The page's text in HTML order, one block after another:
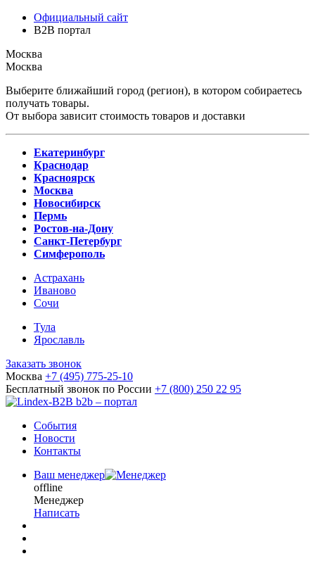
Официальный сайт
B2B портал
Москва
Москва
Выберите ближайший город (регион), в котором собираетесь
получать товары.
От выбора зависит стоимость товаров и доставки
Екатеринбург
Краснодар
Красноярск
Москва
Новосибирск
Пермь
Ростов-на-Дону
Санкт-Петербург
Симферополь
Астрахань
Иваново
Сочи
Тула
Ярославль
Заказать звонок
Москва +7 (495) 775-25-10
Бесплатный звонок по России +7 (800) 250 22 95
b2b – портал
События
Новости
Контакты
Ваш менеджер
offline
Менеджер
Написать